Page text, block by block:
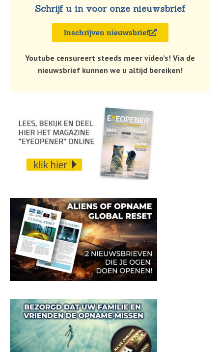
Schrijf u in voor onze nieuwsbrief
Inschrijven nieuwsbrief
Youtube censureert steeds meer video’s! Via de
nieuwsbrief kunnen we u altijd bereiken!